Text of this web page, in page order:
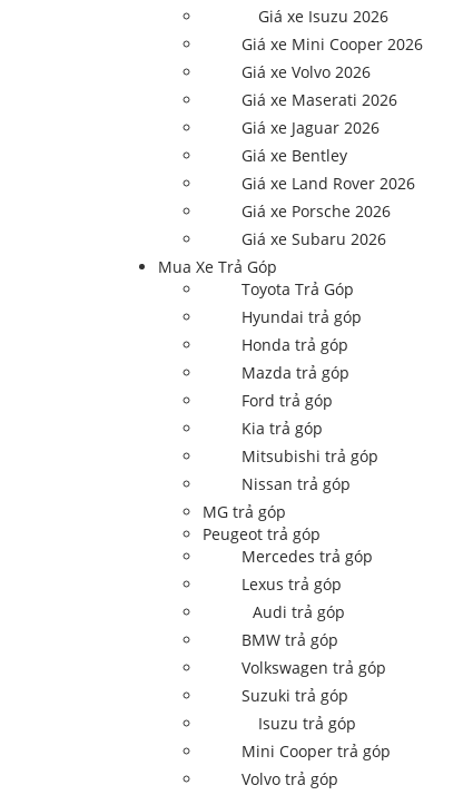
Giá xe Isuzu 2026
Giá xe Mini Cooper 2026
Giá xe Volvo 2026
Giá xe Maserati 2026
Giá xe Jaguar 2026
Giá xe Bentley
Giá xe Land Rover 2026
Giá xe Porsche 2026
Giá xe Subaru 2026
Mua Xe Trả Góp
Toyota Trả Góp
Hyundai trả góp
Honda trả góp
Mazda trả góp
Ford trả góp
Kia trả góp
Mitsubishi trả góp
Nissan trả góp
MG trả góp
Peugeot trả góp
Mercedes trả góp
Lexus trả góp
Audi trả góp
BMW trả góp
Volkswagen trả góp
Suzuki trả góp
Isuzu trả góp
Mini Cooper trả góp
Volvo trả góp